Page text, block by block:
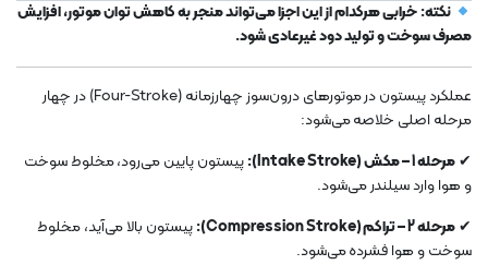
نکته:خرابی هرکدام از این اجزا می‌تواند منجر به کاهش توان موتور، افزایش
مصرف سوخت و تولید دود غیرعادی شود.
عملکرد پیستون در موتورهای درون‌سوز چهارزمانه (Four-Stroke) در چهار
مرحله اصلی خلاصه می‌شود:
✔مرحله 1 – مکش (Intake Stroke):
پیستون پایین می‌رود، مخلوط سوخت
و هوا وارد سیلندر می‌شود.
✔مرحله 2 – تراکم (Compression Stroke):
پیستون بالا می‌آید، مخلوط
سوخت و هوا فشرده می‌شود.